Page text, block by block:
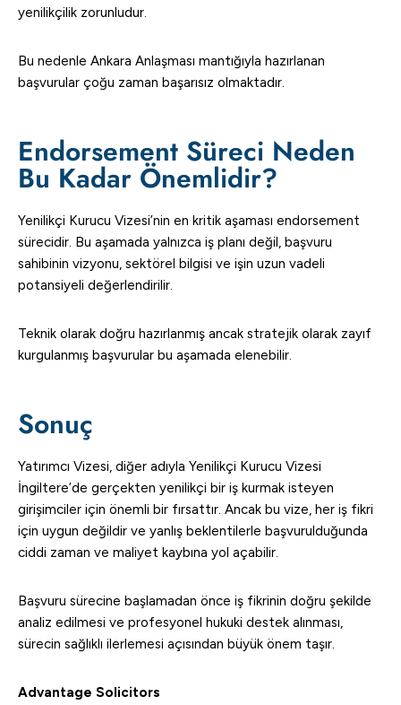
yenilikçilik zorunludur.
Bu nedenle Ankara Anlaşması mantığıyla hazırlanan
başvurular çoğu zaman başarısız olmaktadır.
Endorsement Süreci Neden
Bu Kadar Önemlidir?
Yenilikçi Kurucu Vizesi’nin en kritik aşaması endorsement
sürecidir. Bu aşamada yalnızca iş planı değil, başvuru
sahibinin vizyonu, sektörel bilgisi ve işin uzun vadeli
potansiyeli değerlendirilir.
Teknik olarak doğru hazırlanmış ancak stratejik olarak zayıf
kurgulanmış başvurular bu aşamada elenebilir.
Sonuç
Yatırımcı Vizesi, diğer adıyla Yenilikçi Kurucu Vizesi
İngiltere’de gerçekten yenilikçi bir iş kurmak isteyen
girişimciler için önemli bir fırsattır. Ancak bu vize, her iş fikri
için uygun değildir ve yanlış beklentilerle başvurulduğunda
ciddi zaman ve maliyet kaybına yol açabilir.
Başvuru sürecine başlamadan önce iş fikrinin doğru şekilde
analiz edilmesi ve profesyonel hukuki destek alınması,
sürecin sağlıklı ilerlemesi açısından büyük önem taşır.
Advantage Solicitors